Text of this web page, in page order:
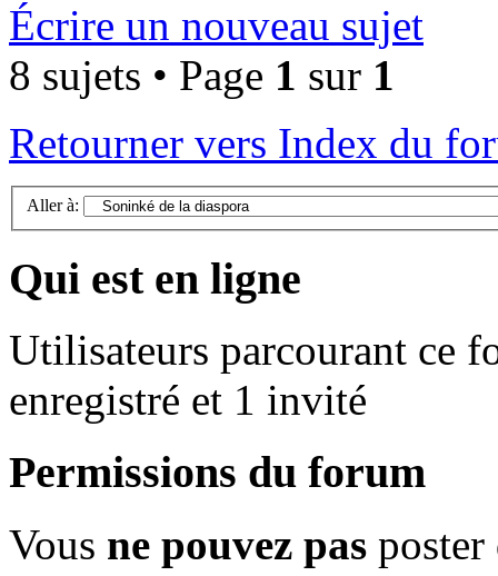
Écrire un nouveau sujet
8 sujets • Page 1 sur 1
Retourner vers Index du
Aller à:
Qui est en ligne
Utilisateurs parcourant ce
enregistré et 1 invité
Permissions du forum
Vous ne pouvez pas poster